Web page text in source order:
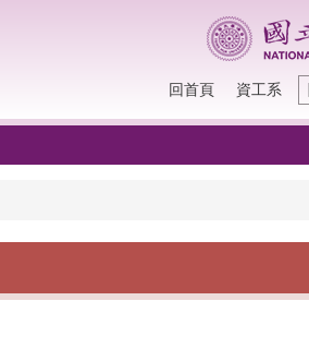
回首頁 資工系